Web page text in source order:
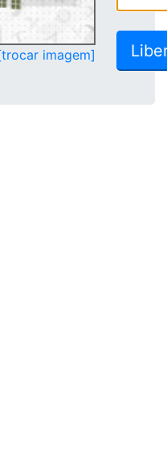
imagem]